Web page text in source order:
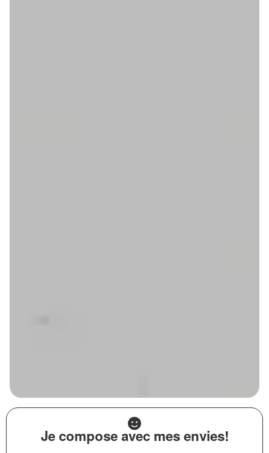
Je compose avec mes envies!